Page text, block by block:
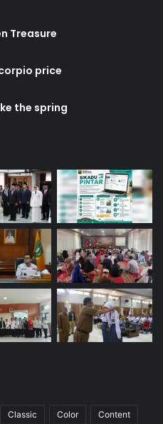
Treasure
price
the spring
Classic Color Content